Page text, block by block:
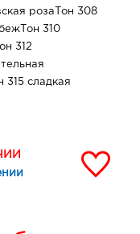
розаТон 308
310
312
сладкая